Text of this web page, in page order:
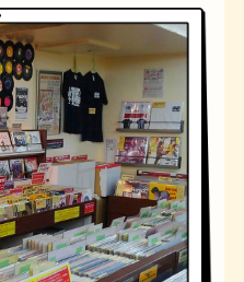
ナポリタン